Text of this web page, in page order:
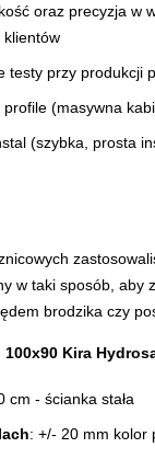
oraz precyzja w
klientów
testy przy produkcji
(masywna
(szybka, prosta
w taki sposób, aby
brodzika czy
Kira
cm - ścianka stała
: +/- 20 mm kolor